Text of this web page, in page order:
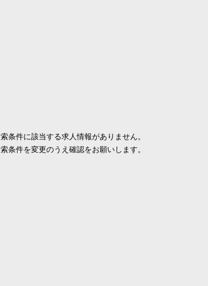
条件に該当する求人情報がありません。
条件を変更のうえ確認をお願いします。